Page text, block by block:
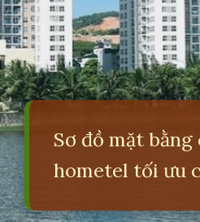
Sơ đồ mặt bằng
hometel tối ưu